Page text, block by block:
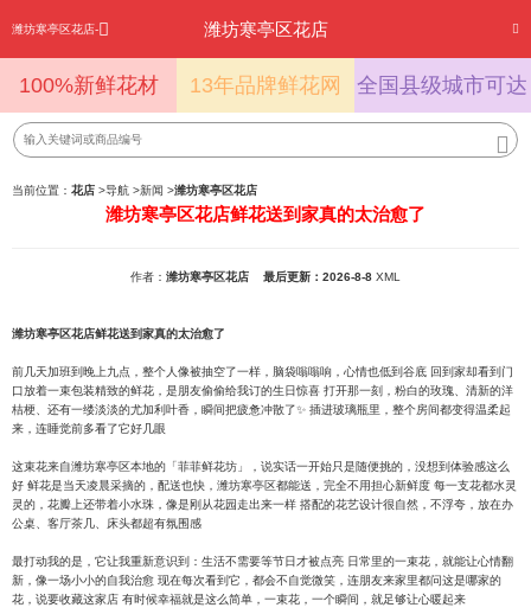
潍坊寒亭区花店- 潍坊寒亭区花店
100%新鲜花材 13年品牌鲜花网 全国县级城市可达
当前位置： 花店 >导航 >新闻 >潍坊寒亭区花店
潍坊寒亭区花店鲜花送到家真的太治愈了
作者： 潍坊寒亭区花店 最后更新：2026-8-8 XML
潍坊寒亭区花店鲜花送到家真的太治愈了
前几天加班到晚上九点，整个人像被抽空了一样，脑袋嗡嗡响，心情也低到谷底 回到家却看到门
口放着一束包装精致的鲜花，是朋友偷偷给我订的生日惊喜 打开那一刻，粉白的玫瑰、清新的洋
桔梗、还有一缕淡淡的尤加利叶香，瞬间把疲惫冲散了✨ 插进玻璃瓶里，整个房间都变得温柔起
来，连睡觉前多看了它好几眼
这束花来自潍坊寒亭区本地的「菲菲鲜花坊」，说实话一开始只是随便挑的，没想到体验感这么
好 鲜花是当天凌晨采摘的，配送也快，潍坊寒亭区都能送，完全不用担心新鲜度 每一支花都水灵
灵的，花瓣上还带着小水珠，像是刚从花园走出来一样 搭配的花艺设计很自然，不浮夸，放在办
公桌、客厅茶几、床头都超有氛围感
最打动我的是，它让我重新意识到：生活不需要等节日才被点亮 日常里的一束花，就能让心情翻
新，像一场小小的自我治愈 现在每次看到它，都会不自觉微笑，连朋友来家里都问这是哪家的
花，说要收藏这家店 有时候幸福就是这么简单，一束花，一个瞬间，就足够让心暖起来